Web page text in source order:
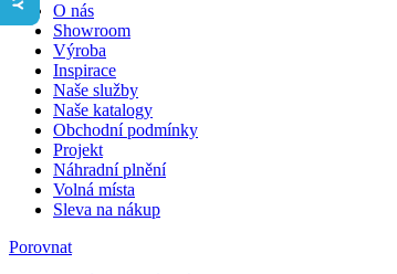
O nás
Showroom
Výroba
Inspirace
Naše služby
Naše katalogy
Obchodní podmínky
Projekt
Náhradní plnění
Volná místa
Sleva na nákup
Porovnat